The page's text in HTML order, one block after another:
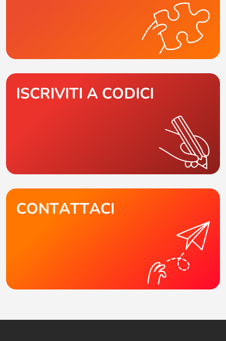
ISCRIVITI A CODICI
CONTATTACI